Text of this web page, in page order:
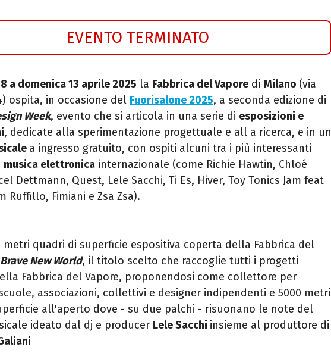
EVENTO TERMINATO
a domenica 13 aprile 2025 la Fabbrica del Vapore di Milano (via
ospita, in occasione del Fuorisalone 2025, a seconda edizione di
Week, evento che si articola in una serie di esposizioni e
, dedicate alla sperimentazione progettuale e all a ricerca, e in un
a ingresso gratuito, con ospiti alcuni tra i più interessanti
musica elettronica internazionale (come Richie Hawtin, Chloé
Dettmann, Quest, Lele Sacchi, Ti Es, Hiver, Toy Tonics Jam feat
Ruffillo, Fimiani e Zsa Zsa).
metri quadri di superficie espositiva coperta della Fabbrica del
Brave NewWorld, il titolo scelto che raccoglie tutti i progetti
Fabbrica del Vapore, proponendosi come collettore per
associazioni, collettivi e designer indipendenti e 5000 metri
all'aperto dove - su due palchi - risuonano le note del
ideato dal dj e producer Lele Sacchi insieme al produttore di